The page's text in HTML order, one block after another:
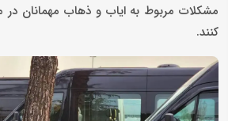
مشکلات مربوط به ایاب و ذهاب مهمانان در
کنند.